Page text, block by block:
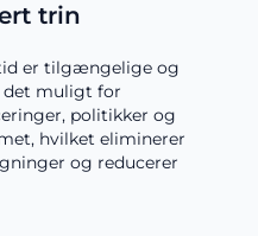
trin
er tilgængelige og
muligt for
politikker og
hvilket eliminerer
og reducerer